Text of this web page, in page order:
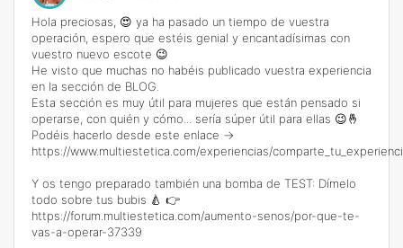
Hola preciosas, 😍 ya ha pasado un tiempo de vuestra
operación, espero que estéis genial y encantadísimas con
vuestro nuevo escote 😉
He visto que muchas no habéis publicado vuestra experiencia
en la sección de BLOG.
Esta sección es muy útil para mujeres que están pensado si
operarse, con quién y cómo... sería súper útil para ellas 😉🤞
Podéis hacerlo desde este enlace ->
https://www.multiestetica.com/experiencias/
Y os tengo preparado también una bomba de TEST: Dímelo
todo sobre tus bubis 🍐 👉
https://forum.multiestetica.com/aumento-senos/por-que-te-
vas-a-operar-37339